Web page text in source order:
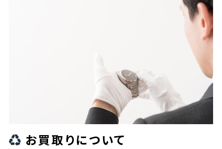
お買取りについて